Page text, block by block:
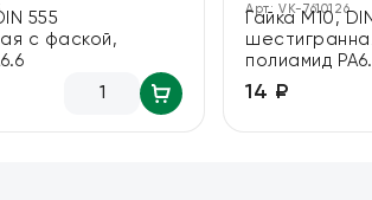
555
с фаской,
Арт:VK-7610126
Гайка М10,
полиамид
14 ₽